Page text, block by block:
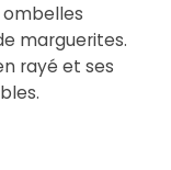
ombelles
marguerites.
rayé et ses